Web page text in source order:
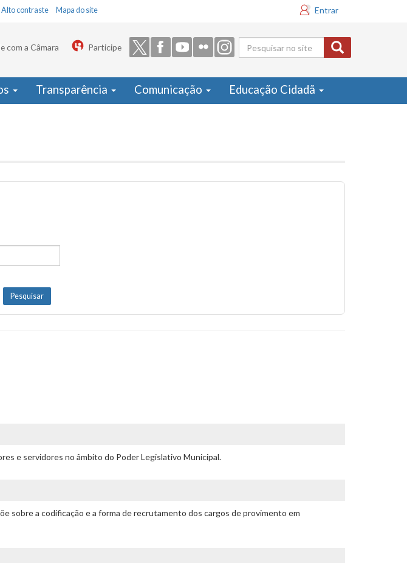
Alto contraste Mapa do site Entrar
Formulário
de busca
com a Câmara Participe
Transparência Comunicação Educação Cidadã
e servidores no âmbito do Poder Legislativo Municipal.
sobre a codificação e a forma de recrutamento dos cargos de provimento em